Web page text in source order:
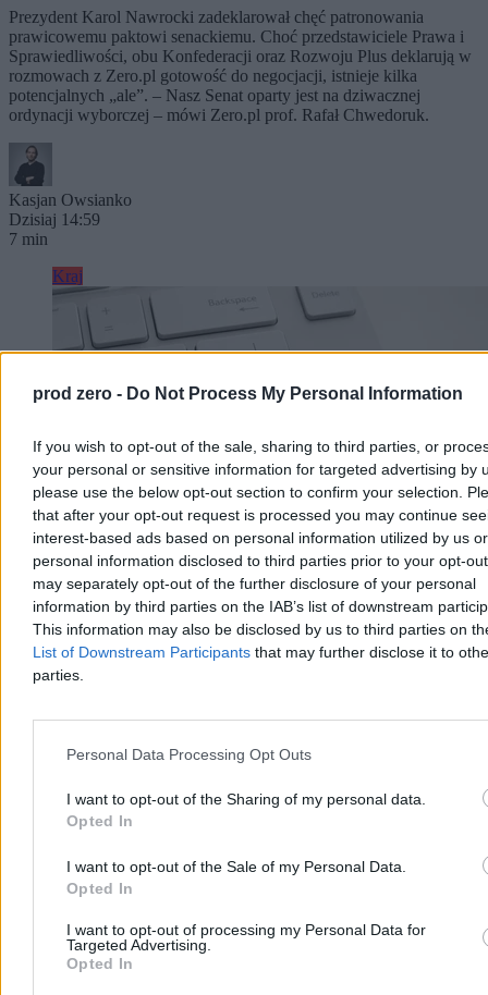
prod zero - Do Not Process My Personal Information
If you wish to opt-out of the sale, sharing to third parties, or
your personal or sensitive information for targeted advertising by
please use the below opt-out section to confirm your selection.
that after your opt-out request is processed you may continue
interest-based ads based on personal information utilized by us or
personal information disclosed to third parties prior to your opt-
may separately opt-out of the further disclosure of your personal
information by third parties on the IAB’s list of downstream
This information may also be disclosed by us to third parties on
List of Downstream Participants that may further disclose it to
parties.
Personal Data Processing Opt Outs
I want to opt-out of the Sharing of my personal data.
Opted In
I want to opt-out of the Sale of my Personal Data.
Opted In
I want to opt-out of processing my Personal Data for
Targeted Advertising.
Opted In
Prezydent Karol Nawrocki zadeklarował chęć patronowania
prawicowemu paktowi senackiemu. Choć przedstawiciele Prawa i
Sprawiedliwości, obu Konfederacji oraz Rozwoju Plus deklarują w
rozmowach z Zero.pl gotowość do negocjacji, istnieje kilka
potencjalnych „ale”. – Nasz Senat oparty jest na dziwacznej
ordynacji wyborczej – mówi Zero.pl prof. Rafał Chwedoruk.
Kasjan Owsianko
Dzisiaj 14:59
7 min
Kraj
Zakupy online stały się systemem. Wygrywają ci,
którzy znają zasady
Zakupy w internecie miały być proste: znaleźć produkt, porównać
przypominają system małych decyzji, w którym końcowa kwota
Redakcja Zero.pl
Reklama